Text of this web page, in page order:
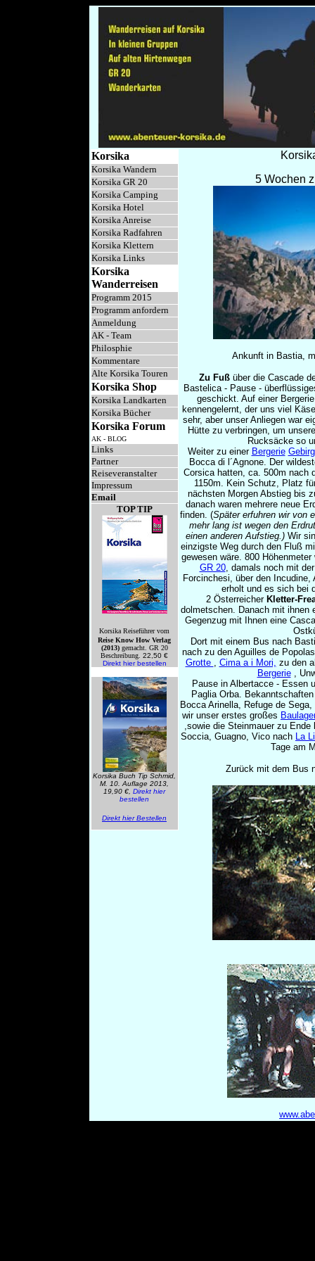
Korsika
Korsika Wandern
Korsika GR 20
Korsika Camping
Korsika Hotel
Korsika Anreise
Korsika Radfahren
Korsika Klettern
Korsika Links
Korsika
Wanderreisen
Programm 2015
Programm anfordern
Anmeldung
AK - Team
Philosphie
Kommentare
Alte Korsika Touren
Korsika Shop
Korsika Landkarten
Korsika Bücher
Korsika Forum
AK - BLOG
Links
Partner
Reiseveranstalter
Impressum
Email
TOP TIP
Korsika Reiseführer vom
Reise Know How Verlag
(2013)gemacht. GR 20
Beschreibung. 22,50 €
Direkt hier bestellen
Korsika Buch Tip Schmid,
M. 10. Auflage 2013,
19,90 €, Direkt hier
bestellen
Direkt hier Bestellen
5 Wochen
Ankunft in Bastia,
Zu Fußüber die Cascade
Bastelica - Pause -
geschickt. Auf einer
kennengelernt, der uns viel
sehr, aber unser Anliegen war
Hütte zu verbringen, um
Rucksäcke so
Weiter zu einer Bergerie
Bocca di l´Agnone. Der
Corsica hatten, ca. 500m nach
1150m. Kein Schutz, Platz
nächsten Morgen Abstieg bis
danach waren mehrere neue
finden. (Später erfuhren wir von
mehr lang ist wegen den
einen anderen Aufstieg.) Wir
einzigste Weg durch den Fluß
gewesen wäre. 800
GR 20, damals noch mit
Forcinchesi, über den
erholt und es sich bei
2 Österreicher Kletter-
dolmetschen. Danach mit ihnen
Gegenzug mit Ihnen eine
Dort mit einem Bus nach
nach zu den Aguilles de
Grotte , Cima a i Mori, zu den
Bergerie,
Pause in Albertacce - Essen
Paglia Orba.
Bocca Arinella, Refuge de Sega,
wir unser erstes großes
,sowie die Steinmauer zu Ende
Soccia, Guagno, Vico nach La
Tage am
Zurück mit dem Bus